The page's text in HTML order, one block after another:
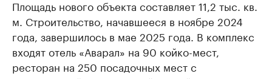
Площадь нового объекта составляет 11,2 тыс. кв.
м. Строительство, начавшееся в ноябре 2024
года, завершилось в мае 2025 года. В комплекс
входят отель «Аварал» на 90 койко-мест,
ресторан на 250 посадочных мест с